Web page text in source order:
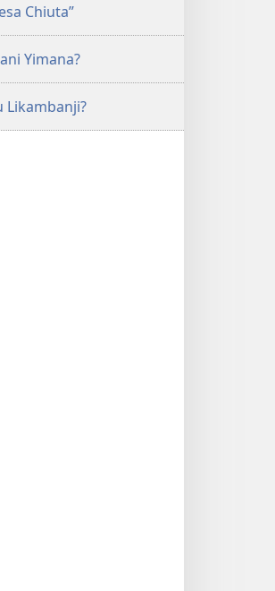
Chiuta”
Yimana?
Likambanji?